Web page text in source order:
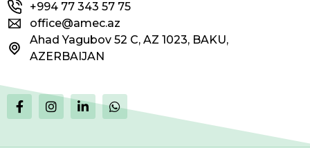
+994 77 343 57 75
office@amec.az
Ahad Yagubov 52 C, AZ 1023, BAKU,
AZERBAIJAN